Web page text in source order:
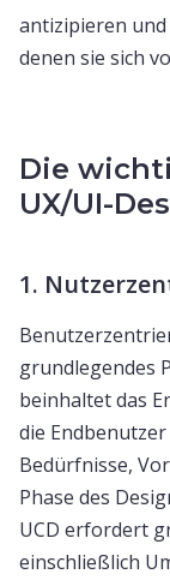
antizipieren
denen sie sich
Die
UX/UI-
1.
grundlegendes
beinhaltet das
die
Bedürfnisse,
Phase des
UCD erfordert
einschließlich